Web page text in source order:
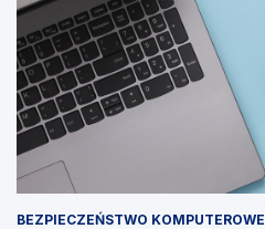
BEZPIECZEŃSTWO KOMPUTEROWE